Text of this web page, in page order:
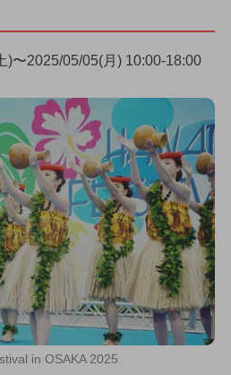
)〜2025/05/05(月) 10:00-18:00
in OSAKA 2025